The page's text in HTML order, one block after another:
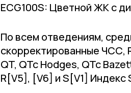
ECG100S: Цветной ЖК с
По всем отведениям,
скорректированные ЧСС,
QT, QTc Hodges, QTc
R[V5], [V6] и S[V1] Индекс